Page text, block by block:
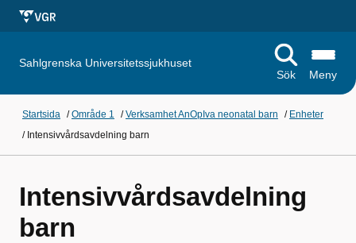
Sahlgrenska Universitetssjukhuset
Sök
Meny
Startsida /Område 1 /Verksamhet AnOpIva neonatal barn / Enheter
/ Intensivvårdsavdelning barn
Intensivvårdsavdelning
barn